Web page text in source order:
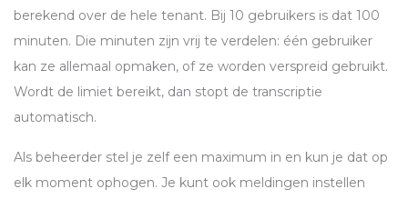
berekend over de hele tenant. Bij 10 gebruikers is dat 100
minuten. Die minuten zijn vrij te verdelen: één gebruiker
kan ze allemaal opmaken, of ze worden verspreid gebruikt.
Wordt de limiet bereikt, dan stopt de transcriptie
automatisch.
Als beheerder stel je zelf een maximum in en kun je dat op
elk moment ophogen. Je kunt ook meldingen instellen